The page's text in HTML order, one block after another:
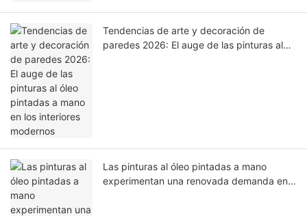
Tendencias de arte y decoración de
paredes 2026: El auge de las pinturas al
Las pinturas al óleo pintadas a mano
experimentan una renovada demanda en